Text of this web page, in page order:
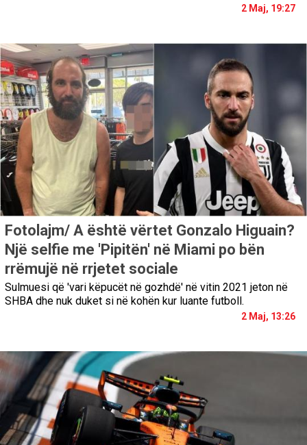
2 Maj, 19:27
Fotolajm/ A është vërtet Gonzalo Higuain?
Një selfie me 'Pipitën' në Miami po bën
rrëmujë në rrjetet sociale
Sulmuesi që 'vari këpucët në gozhdë' në vitin 2021 jeton në
SHBA dhe nuk duket si në kohën kur luante futboll.
2 Maj, 13:26